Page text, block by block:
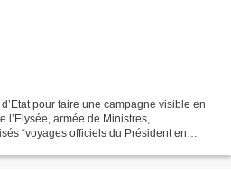
pour faire une campagne visible en
l’Elysée, armée de Ministres,
“voyages officiels du Président en